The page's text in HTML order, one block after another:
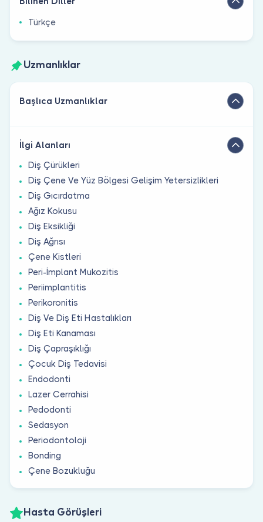
Türkçe
Uzmanlıklar
Başlıca Uzmanlıklar
İlgi Alanları
Diş Çürükleri
Diş Çene Ve Yüz Bölgesi Gelişim Yetersizlikleri
Diş Gıcırdatma
Ağız Kokusu
Diş Eksikliği
Diş Ağrısı
Çene Kistleri
Peri-İmplant Mukozitis
Periimplantitis
Perikoronitis
Diş Ve Diş Eti Hastalıkları
Diş Eti Kanaması
Diş Çapraşıklığı
Çocuk Diş Tedavisi
Endodonti
Lazer Cerrahisi
Pedodonti
Sedasyon
Periodontoloji
Bonding
Çene Bozukluğu
Hasta Görüşleri